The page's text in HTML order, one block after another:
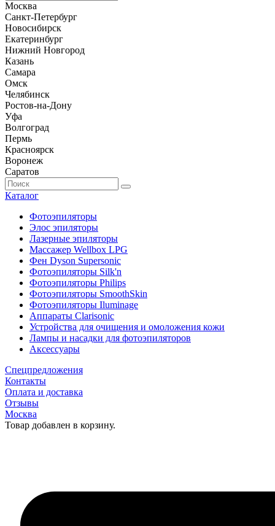
Москва
Санкт-Петербург
Новосибирск
Екатеринбург
Нижний Новгород
Казань
Самара
Омск
Челябинск
Ростов-на-Дону
Уфа
Волгоград
Пермь
Красноярск
Воронеж
Саратов
Каталог
Фотоэпиляторы
Элос эпиляторы
Лазерные эпиляторы
Массажер Wellbox LPG
Фен Dyson Supersonic
Фотоэпиляторы Silk'n
Фотоэпиляторы Philips
Фотоэпиляторы SmoothSkin
Фотоэпиляторы Iluminage
Аппараты Clarisonic
Устройства для очищения и омоложения кожи
Лампы и насадки для фотоэпиляторов
Аксессуары
Спецпредложения
Контакты
Оплата и доставка
Отзывы
Москва
Товар добавлен в корзину.